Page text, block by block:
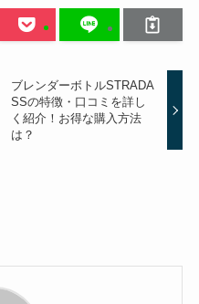
ブレンダーボトルSTRADA
SSの特徴・口コミを詳し
く紹介！お得な購入方法
は？